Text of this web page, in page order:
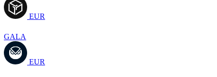
EUR
GALA
EUR